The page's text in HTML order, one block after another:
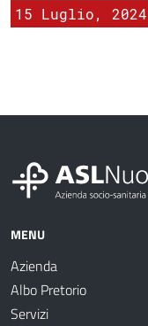
15 Luglio, 2024
MENU
Azienda
Albo Pretorio
Servizi